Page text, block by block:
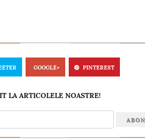
GOOGLE+ PINTEREST
LA ARTICOLELE NOASTRE!